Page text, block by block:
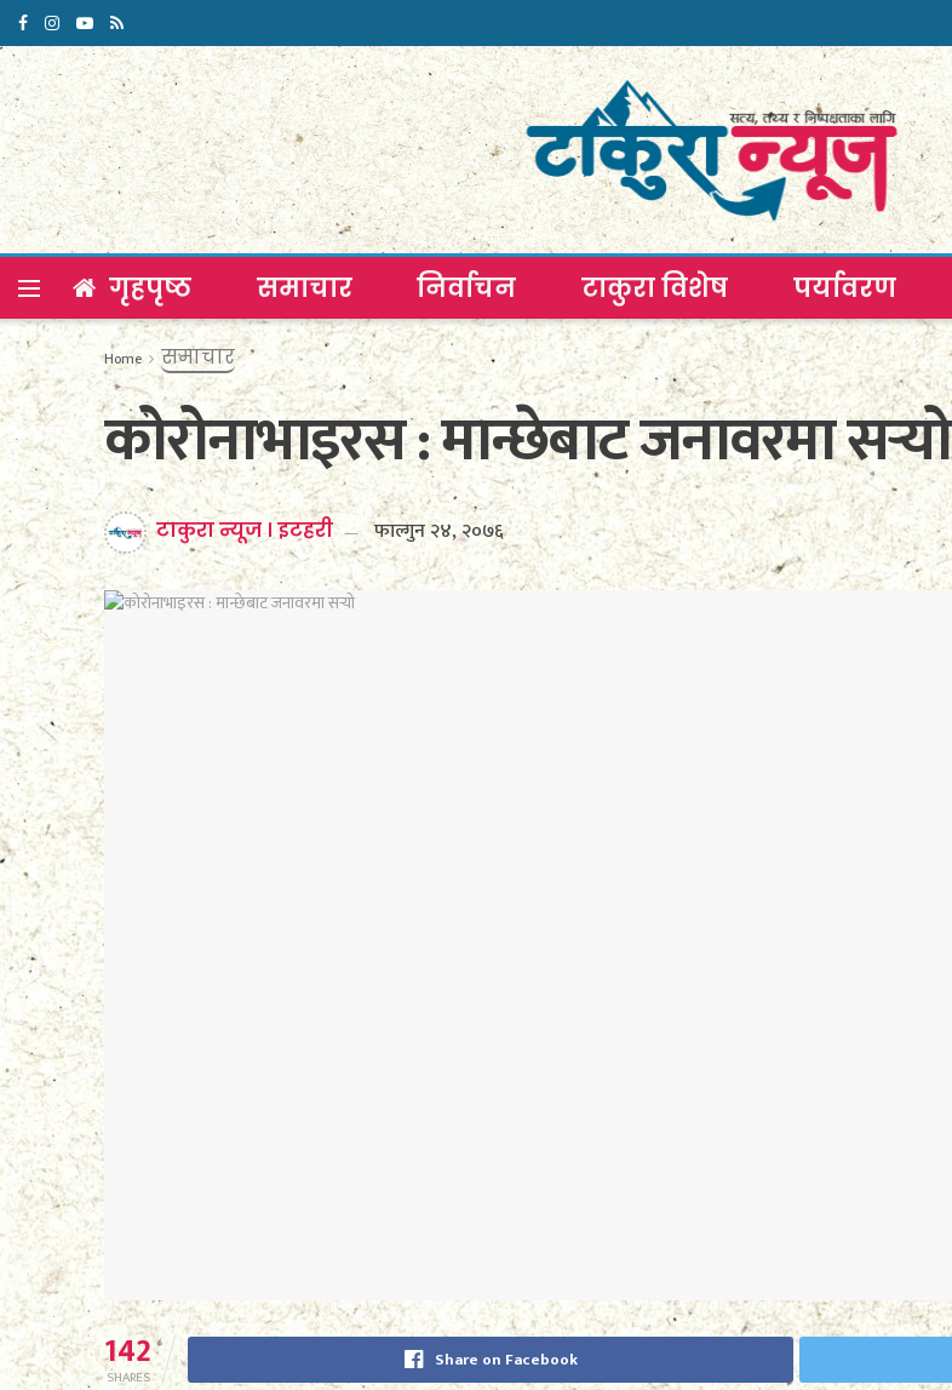
गृहपृष्ठ समाचार निर्वाचन टाकुरा विशेष पर्यावरण
Home समाचार
कोरोनाभाइरस : मान्छेबाट जनावरमा सर्‍यो
टाकुरा न्यूज । इटहरी फाल्गुन २४, २०७६
142
SHARES
Share on Facebook